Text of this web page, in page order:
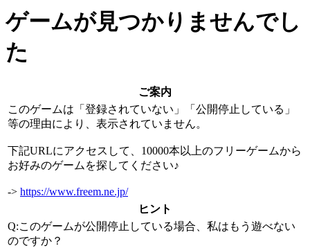
ゲームが見つかりませんでし
た
ご案内
このゲームは「登録されていない」「公開停止している」
等の理由により、表示されていません。
下記URLにアクセスして、10000本以上のフリーゲームから
お好みのゲームを探してください♪
-> https://www.freem.ne.jp/
ヒント
Q:このゲームが公開停止している場合、私はもう遊べない
のですか？